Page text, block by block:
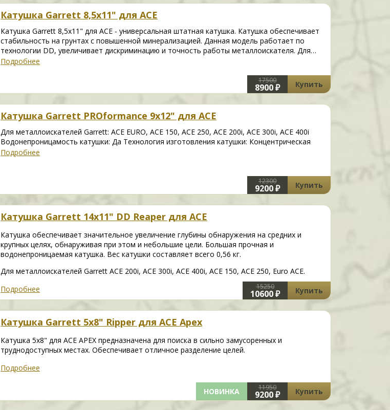
Катушка Garrett 8,5x11" для ACE
Катушка Garrett 8,5x11" для ACE - универсальная штатная катушка. Катушка обеспечивает
стабильность на грунтах с повышенной минерализацией. Данная модель работает по
технологии DD, увеличивает дискриминацию и точность работы металлоискателя. Для…
Подробнее
17500
8900 ₽ Купить
Катушка Garrett PROformance 9x12" для ACE
Для металлоискателей Garrett: ACE EURO, ACE 150, ACE 250, ACE 200i, ACE 300i, ACE 400i
Водонепроницамость катушки: Да Технология изготовления катушки: Концентрическая
Подробнее
12300
9200 ₽ Купить
Катушка Garrett 14x11" DD Reaper для ACE
Катушка обеспечивает значительное увеличение глубины обнаружения на средних и
крупных целях, обнаруживая при этом и небольшие цели. Большая прочная и
водонепроницаемая катушка. Вес катушки составляет всего 0,56 кг.
Для металлоискателей Garrett ACE 200i, ACE 300i, ACE 400i, ACE 150, ACE 250, Euro ACE.
Подробнее
15250
10600 ₽ Купить
Катушка Garrett 5х8" Ripper для ACE Apex
Катушка 5x8" для ACE APEX предназначена для поиска в сильно замусоренных и
труднодоступных местах. Обеспечивает отличное разделение целей.
Подробнее
НОВИНКА 11950
9200 ₽ Купить